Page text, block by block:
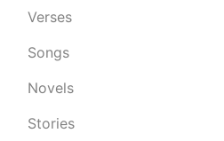
Verses
Songs
Novels
Stories